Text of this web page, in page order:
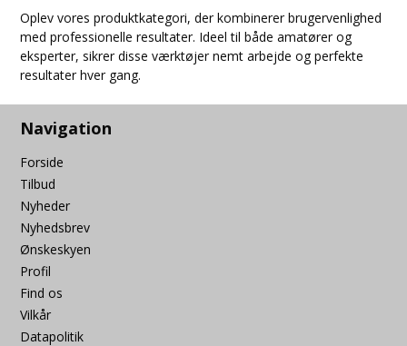
Oplev vores produktkategori, der kombinerer brugervenlighed
med professionelle resultater. Ideel til både amatører og
eksperter, sikrer disse værktøjer nemt arbejde og perfekte
resultater hver gang.
Navigation
Forside
Tilbud
Nyheder
Nyhedsbrev
Ønskeskyen
Profil
Find os
Vilkår
Datapolitik